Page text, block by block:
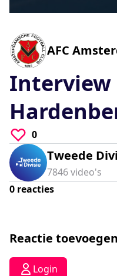
of
0
secondsVolume
90%
AFC
-
Interview
0
Tweede
7846video's
0 reacties
Reactie toevoegen
Login